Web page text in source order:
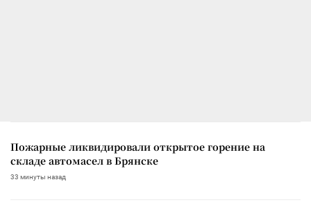
Пожарные ликвидировали открытое горение на
складе автомасел в Брянске
33 минуты назад